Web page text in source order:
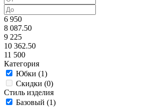
6 950
8 087.50
9 225
10 362.50
11 500
Категория
Юбки (1)
Скидки (0)
Стиль изделия
Базовый (1)